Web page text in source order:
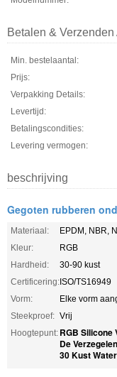
Betalen &
Min. bestelaantal:
Prijs:
Verpakking Details:
Levertijd:
Betalingscondities:
Levering vermogen:
beschrijving
Gegoten rubberen
Materiaal:
EPDM, NBR,
Kleur:
RGB
Hardheid:
30-90 kust
Certificering:ISO/TS16949
Vorm:
Elke vorm
Steekproef: Vrij
Hoogtepunt: RGB Silicone
De
30 Kust